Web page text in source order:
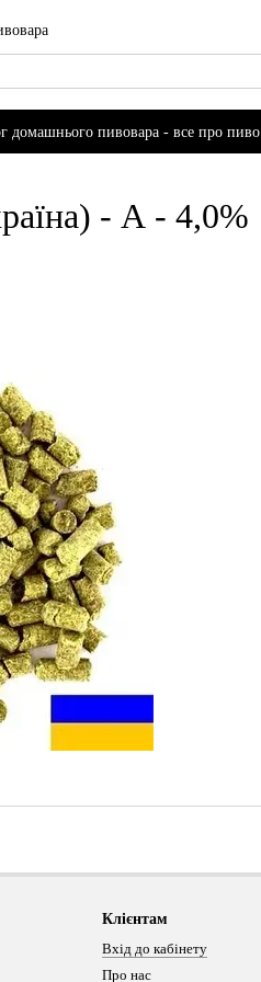
домашнього пивовара - все про пиво
- А - 4,0%
Клієнтам
Вхід до кабінету
Про нас